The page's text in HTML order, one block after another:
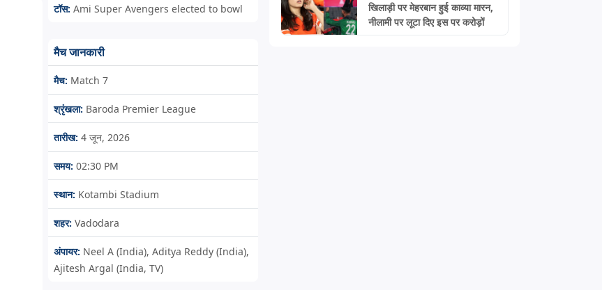
टॉस:Ami Super Avengers elected to bowl
मैच जानकारी
मैच: Match 7
श्रृंखला: Baroda Premier League
तारीख: 4 जून, 2026
समय: 02:30 PM
स्थान: Kotambi Stadium
शहर: Vadodara
अंपायर: Neel A (India), Aditya Reddy (India),
Ajitesh Argal (India, TV)
खिलाड़ी पर मेहरबान हुई काव्या मारन,
नीलामी पर लूटा दिए इस पर करोड़ों